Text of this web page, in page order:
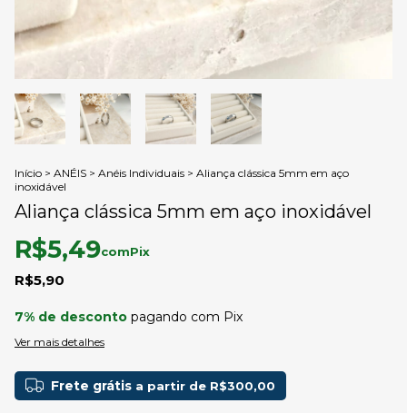
Início > ANÉIS > Anéis Individuais > Aliança clássica 5mm em aço
inoxidável
Aliança clássica 5mm em aço inoxidável
R$5,90
R$5,49comPix
7% de desconto pagando com Pix
Ver mais detalhes
Frete grátis a partir de R$300,00